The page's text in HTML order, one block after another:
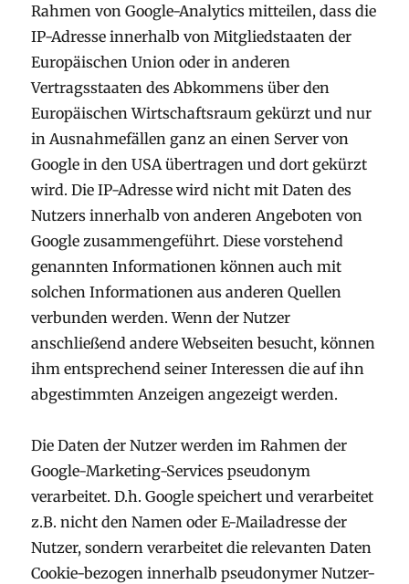
Rahmen von Google-Analytics mitteilen, dass die
IP-Adresse innerhalb von Mitgliedstaaten der
Europäischen Union oder in anderen
Vertragsstaaten des Abkommens über den
Europäischen Wirtschaftsraum gekürzt und nur
in Ausnahmefällen ganz an einen Server von
Google in den USA übertragen und dort gekürzt
wird. Die IP-Adresse wird nicht mit Daten des
Nutzers innerhalb von anderen Angeboten von
Google zusammengeführt. Diese vorstehend
genannten Informationen können auch mit
solchen Informationen aus anderen Quellen
verbunden werden. Wenn der Nutzer
anschließend andere Webseiten besucht, können
ihm entsprechend seiner Interessen die auf ihn
abgestimmten Anzeigen angezeigt werden.
Die Daten der Nutzer werden im Rahmen der
Google-Marketing-Services pseudonym
verarbeitet. D.h. Google speichert und verarbeitet
z.B. nicht den Namen oder E-Mailadresse der
Nutzer, sondern verarbeitet die relevanten Daten
Cookie-bezogen innerhalb pseudonymer Nutzer-